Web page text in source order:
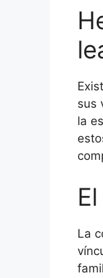
sus
la
La